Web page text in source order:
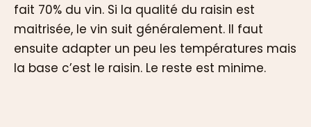
fait 70% du vin. Si la qualité du raisin est
maitrisée, le vin suit généralement. Il faut
ensuite adapter un peu les températures mais
la base c’est le raisin. Le reste est minime.